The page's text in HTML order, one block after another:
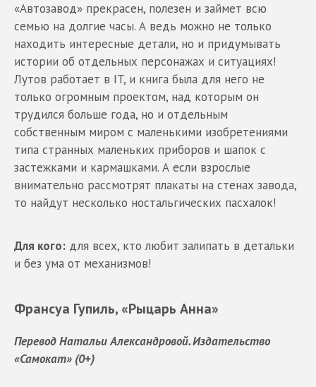
«Автозавод» прекрасен, полезен и займет всю
семью на долгие часы. А ведь можно не только
находить интересные детали, но и придумывать
истории об отдельных персонажах и ситуациях!
Лутов работает в IT, и книга была для него не
только огромным проектом, над которым он
трудился больше года, но и отдельным
собственным миром с маленькими изобретениями
типа странных маленьких приборов и шапок с
застежками и кармашками. А если взрослые
внимательно рассмотрят плакаты на стенах завода,
то найдут несколько ностальгических пасхалок!
Для кого: для всех, кто любит залипать в детальки
и без ума от механизмов!
Франсуа Гупиль, «Рыцарь Анна»
Перевод Натальи Александровой. Издательство
«Самокат» (0+)